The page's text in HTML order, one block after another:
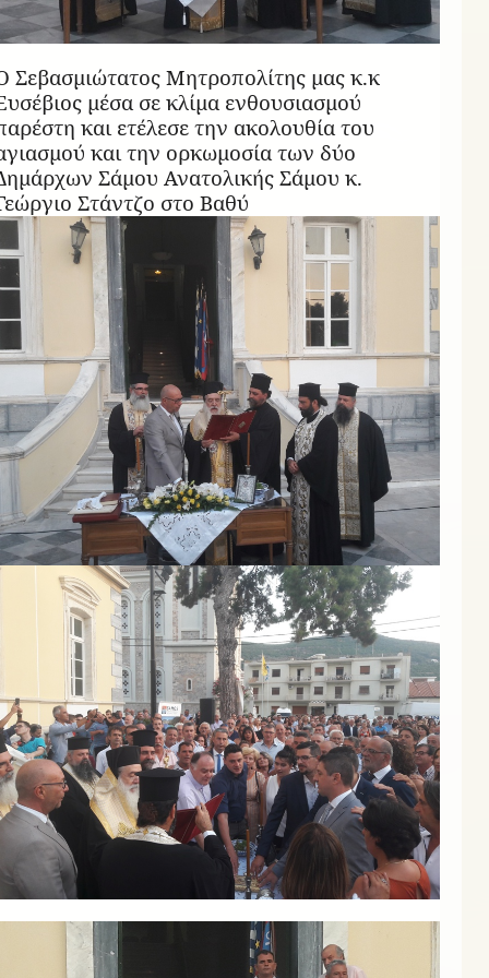
Σεβασμιώτατος Μητροπολίτης μας κ.κ
μέσα σε κλίμα ενθουσιασμού
και ετέλεσε την ακολουθία του
και την ορκωμοσία των δύο
Σάμου Ανατολικής Σάμου κ.
Στάντζο στο Βαθύ